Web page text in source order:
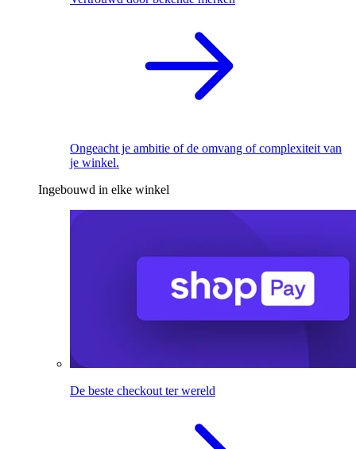
Ongeacht je ambitie of de omvang of complexiteit van
je winkel.
Ingebouwd in elke winkel
De beste checkout ter wereld